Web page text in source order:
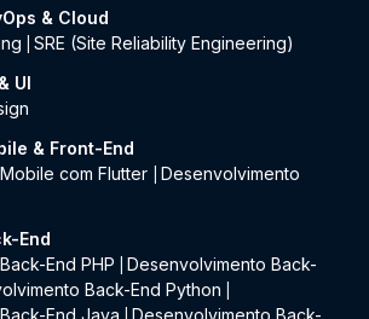
& Cloud
SRE (Site Reliability Engineering)
UI
& Front-End
com Flutter
Desenvolvimento
End
End PHP
Desenvolvimento Back-
Back-End Python
End Java
Desenvolvimento Back-